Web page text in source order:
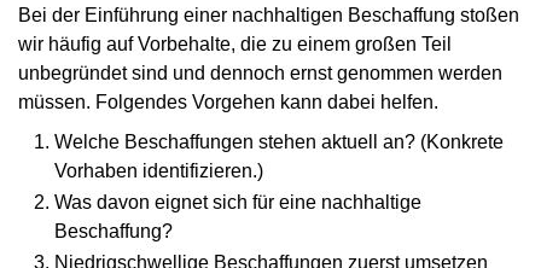
Bei der Einführung einer nachhaltigen Beschaffung stoßen
wir häufig auf Vorbehalte, die zu einem großen Teil
unbegründet sind und dennoch ernst genommen werden
müssen. Folgendes Vorgehen kann dabei helfen.
Welche Beschaffungen stehen aktuell an? (Konkrete
Vorhaben identifizieren.)
Was davon eignet sich für eine nachhaltige
Beschaffung?
Niedrigschwellige Beschaffungen zuerst umsetzen